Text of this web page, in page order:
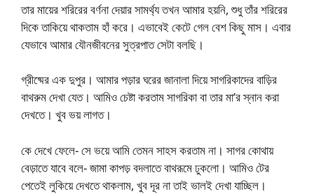
তার মায়ের শরিরের বর্ণনা দেয়ার সামর্থ্য তখন আমার হয়নি, শুধু তাঁর শরিরের
দিকে তাকিয়ে থাকতাম হাঁ করে। এভাবেই কেটে গেল বেশ কিছু মাস। এবার
যেভাবে আমার যৌনজীবনের সুত্রপাত সেটা বলছি।
গ্রীষ্মের এক দুপুর। আমার পড়ার ঘরের জানালা দিয়ে সাগরিকাদের বাড়ির
বাথরুম দেখা যেত। আমিও চেষ্টা করতাম সাগরিকা বা তার মা’র স্নান করা
দেখতে। খুব ভয় লাগত।
কে দেখে ফেলে- সে ভয়ে আমি তেমন সাহস করতাম না। সাগর কোথায়
বেড়াতে যাবে বলে- জামা কাপড় বদলাতে বাথরূমে ঢুকলো। আমিও টের
পেতেই লুকিয়ে দেখতে থাকলাম, খুব দূর না তাই ভালই দেখা যাচ্ছিল।